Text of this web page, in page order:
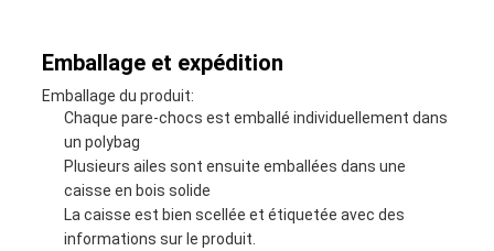
Emballage et expédition
Emballage du produit:
Chaque pare-chocs est emballé individuellement dans
un polybag
Plusieurs ailes sont ensuite emballées dans une
caisse en bois solide
La caisse est bien scellée et étiquetée avec des
informations sur le produit.